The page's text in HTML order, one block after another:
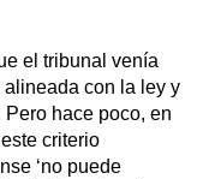
el tribunal venía
con la ley y
hace poco, en
criterio
‘no puede